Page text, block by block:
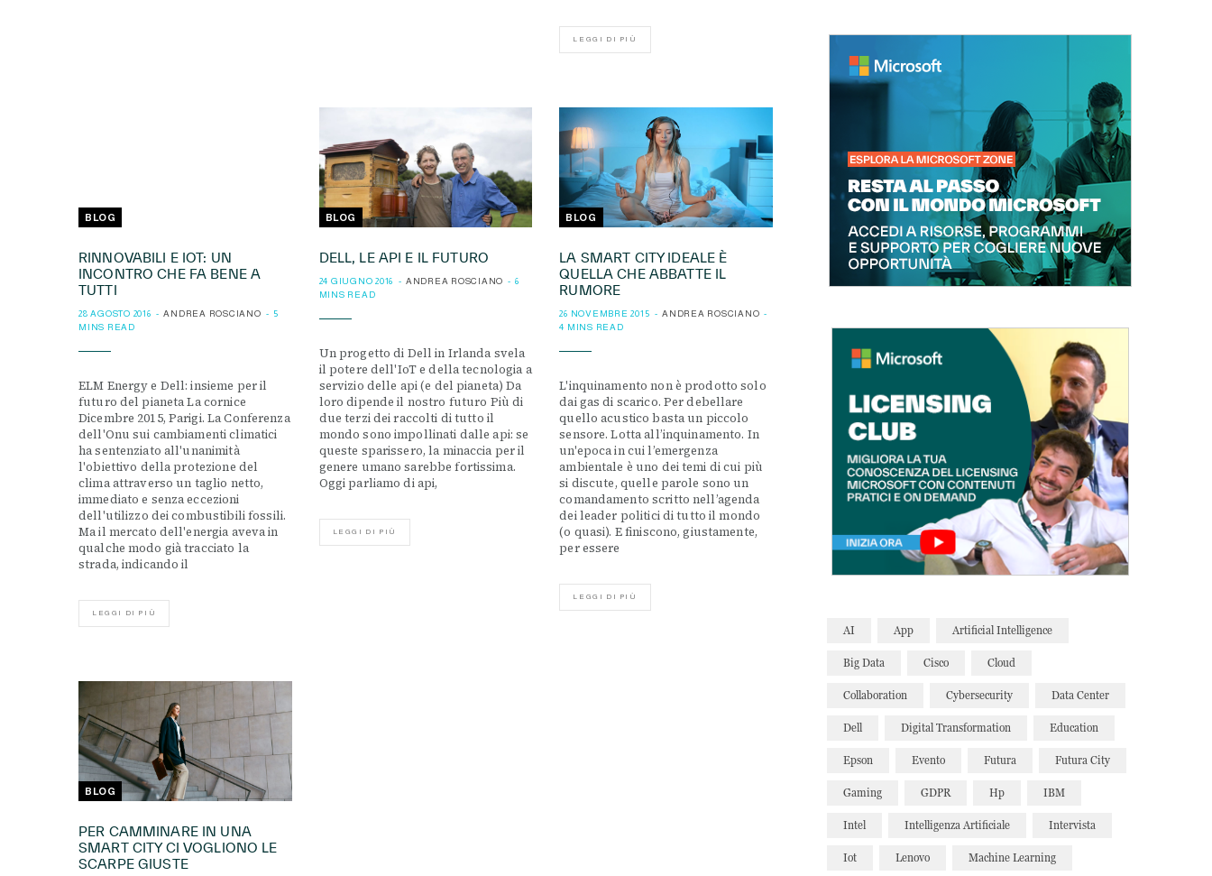
LEGGI DI PIÙ
BLOG
RINNOVABILI E IOT: UN
INCONTRO CHE FA BENE A
TUTTI
28 AGOSTO 2016 ANDREA ROSCIANO
5
MINS READ
ELM Energy e Dell: insieme per il
futuro del pianeta La cornice
Dicembre 2015, Parigi. La Conferenza
dell'Onu sui cambiamenti climatici
ha sentenziato all'unanimità
l'obiettivo della protezione del
clima attraverso un taglio netto,
immediato e senza eccezioni
dell'utilizzo dei combustibili fossili.
Ma il mercato dell'energia aveva in
qualche modo già tracciato la
strada, indicando il
LEGGI DI PIÙ
BLOG
DELL, LE API E IL FUTURO
24 GIUGNO 2016 ANDREA ROSCIANO
6
MINS READ
Un progetto di Dell in Irlanda svela
il potere dell'IoT e della tecnologia a
servizio delle api (e del pianeta) Da
loro dipende il nostro futuro Più di
due terzi dei raccolti di tutto il
mondo sono impollinati dalle api: se
queste sparissero, la minaccia per il
genere umano sarebbe fortissima.
Oggi parliamo di api,
LEGGI DI PIÙ
BLOG
LA SMART CITY IDEALE È
QUELLA CHE ABBATTE IL
RUMORE
26 NOVEMBRE 2015
ANDREA ROSCIANO
4 MINS READ
L'inquinamento non è prodotto solo
dai gas di scarico. Per debellare
quello acustico basta un piccolo
sensore. Lotta all’inquinamento. In
un'epoca in cui l’emergenza
ambientale è uno dei temi di cui più
si discute, quelle parole sono un
comandamento scritto nell’agenda
dei leader politici di tutto il mondo
(o quasi). E finiscono, giustamente,
per essere
LEGGI DI PIÙ
BLOG
PER CAMMINARE IN UNA
SMART CITY CI VOGLIONO LE
SCARPE GIUSTE
AI App Artificial Intelligence
Big Data Cisco Cloud
Collaboration Cybersecurity Data Center
Dell Digital Transformation Education
Epson Evento Futura Futura City
Gaming GDPR Hp IBM
Intel Intelligenza Artificiale Intervista
Iot Lenovo Machine Learning